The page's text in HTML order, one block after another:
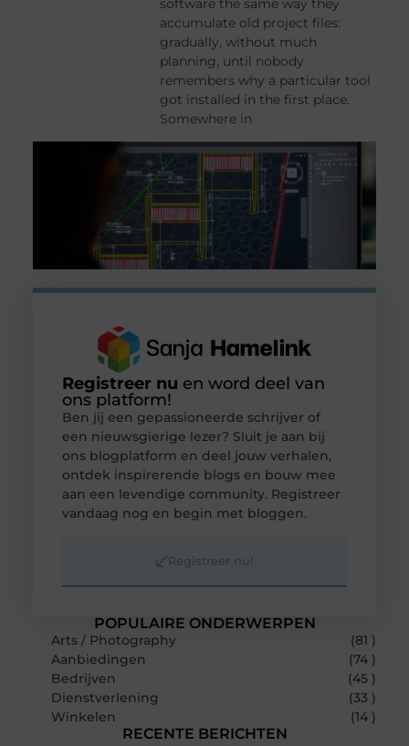
software the same way they
accumulate old project files:
gradually, without much
planning, until nobody
remembers why a particular tool
got installed in the first place.
Somewhere in
POPULAIRE ONDERWERPEN
Arts / Photography
(81 )
Aanbiedingen
(74 )
Bedrijven
(45 )
Dienstverlening
(33 )
Winkelen
(14 )
RECENTE BERICHTEN
Registreer nu en word deel van
ons platform!
Ben jij een gepassioneerde schrijver of
een nieuwsgierige lezer? Sluit je aan bij
ons blogplatform en deel jouw verhalen,
ontdek inspirerende blogs en bouw mee
aan een levendige community. Registreer
vandaag nog en begin met bloggen.
Registreer nu!